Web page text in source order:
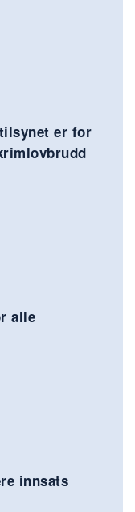
er for
alle
innsats